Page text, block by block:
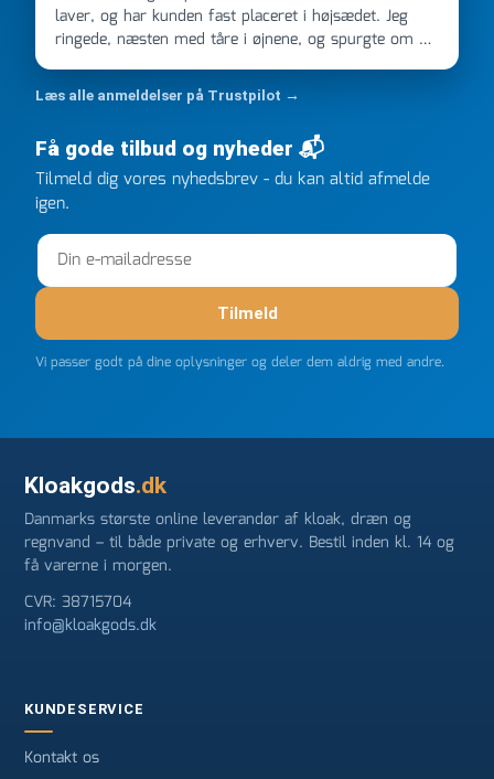
laver, og har kunden fast placeret i højsædet. Jeg
ringede, næsten med tåre i øjnene, og spurgte om de
kunne overholde en 2 måneder gammel aftale. Jeg
ringede onsdag kl 16, og min store ordre kom dagen
efter kl 6.45! Kan slet ikke få armene ned, og næste
gang jeg skal bruge noget, vil jeg ringe til dem
FØRST. De varmeste og venligste hilsner fra Rene
Læs alle anmeldelser på Trustpilot →
Få gode tilbud og nyheder 📬
Tilmeld dig vores nyhedsbrev - du kan altid afmelde
igen.
Tilmeld
Vi passer godt på dine oplysninger og deler dem aldrig med andre.
Kloakgods.dk
Danmarks største online leverandør af kloak, dræn og
regnvand – til både private og erhverv. Bestil inden kl. 14 og
få varerne i morgen.
CVR: 38715704
info@kloakgods.dk
KUNDESERVICE
Kontakt os